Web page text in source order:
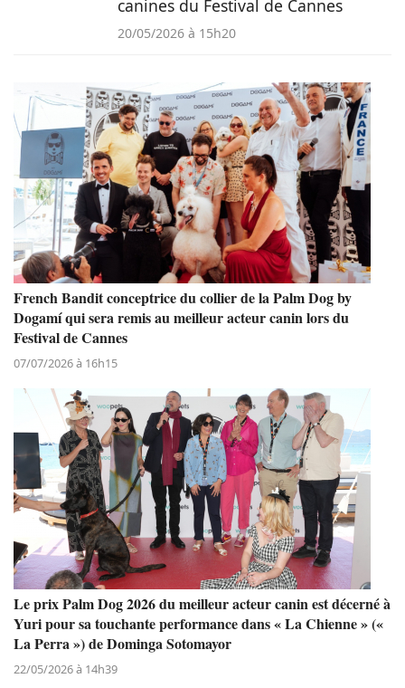
canines du Festival de Cannes
20/05/2026 à 15h20
French Bandit conceptrice du collier de la Palm Dog by
Dogamí qui sera remis au meilleur acteur canin lors du
Festival de Cannes
07/07/2026 à 16h15
Le prix Palm Dog 2026 du meilleur acteur canin est décerné à
Yuri pour sa touchante performance dans « La Chienne » («
La Perra ») de Dominga Sotomayor
22/05/2026 à 14h39